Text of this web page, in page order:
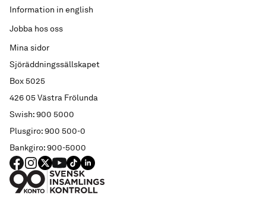
Sjöräddningssällskapet
Box 5025
426 05 Västra Frölunda
Swish: 900 5000
Plusgiro: 900 500-0
Bankgiro: 900-5000
Information in english
Jobba hos oss
Mina sidor
FACEBOOK
Instagram
X YouTube
TIKTOKLINKED IN